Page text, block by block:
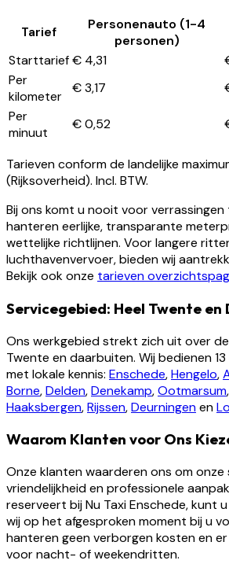
Tarief
Personenauto (1-4
personen)
Starttarief€ 4,31
Per
kilometer
€ 3,17
Per
minuut
€ 0,52
Tarieven conform de landelijke
(Rijksoverheid). Incl. BTW.
Bij ons komt u nooit voor verrassingen
hanteren eerlijke, transparante
wettelijke richtlijnen. Voor langere
luchthavenvervoer, bieden wij
Bekijk ook onze tarieven
Servicegebied: Heel Twente
Ons werkgebied strekt zich uit over
Twente en daarbuiten. Wij bedienen
met lokale kennis: Enschede,Hengelo,
Borne,Delden,Denekamp,Ootmarsum,
Haaksbergen,Rijssen,Deurningenen
Waarom Klanten voor Ons
Onze klanten waarderen ons om
vriendelijkheid en professionele
reserveert bij Nu Taxi Enschede, kunt
wij op het afgesproken moment bij u
hanteren geen verborgen kosten en
voor nacht- of weekendritten.